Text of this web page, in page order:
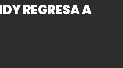
REGRESA A